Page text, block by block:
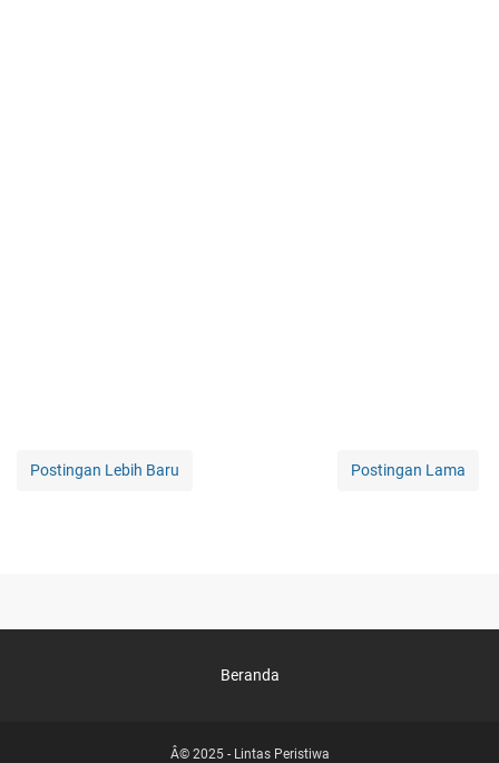
Postingan Lebih Baru Postingan Lama
Beranda
Â© 2025 - Lintas Peristiwa